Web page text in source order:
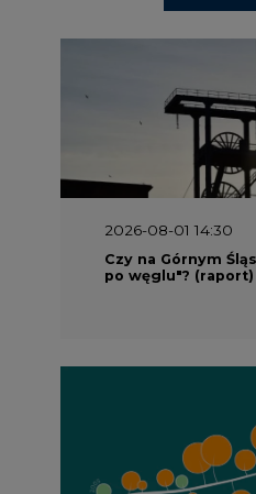
2026-08-01 14:30
Czy na Górnym
po węglu"? (raport)